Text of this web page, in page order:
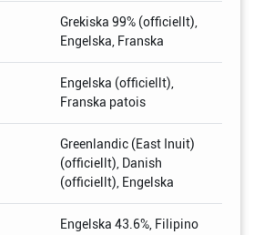
Grekiska 99% (officiellt),
Engelska, Franska
Engelska (officiellt),
Franska patois
Greenlandic (East Inuit)
(officiellt), Danish
(officiellt), Engelska
Engelska 43.6%, Filipino